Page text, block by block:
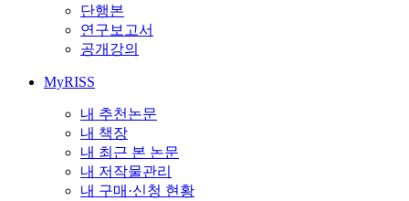
단행본
연구보고서
공개강의
MyRISS
내 추천논문
내 책장
내 최근 본 논문
내 저작물관리
내 구매·신청 현황